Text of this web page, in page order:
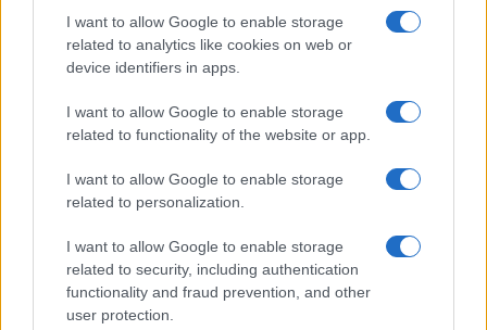
I want to allow Google to enable storage
related to analytics like cookies on web or
device identifiers in apps.
I want to allow Google to enable storage
related to functionality of the website or app.
I want to allow Google to enable storage
related to personalization.
I want to allow Google to enable storage
related to security, including authentication
functionality and fraud prevention, and other
user protection.
Codacons denuncia: i problemi che affliggono la Sicilia
tra carburanti, spiagge e incendi
Matteo Pellegrino · 25 Lug 2026